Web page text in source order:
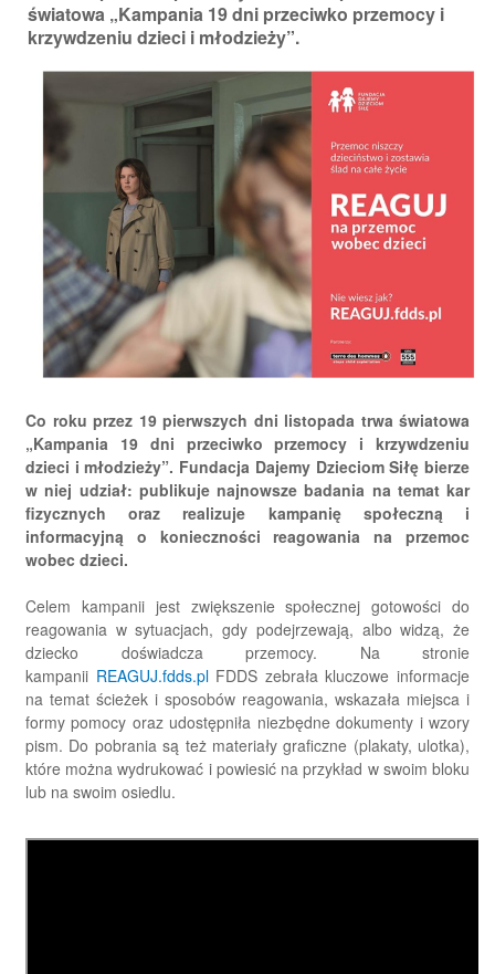
światowa „Kampania 19 dni przeciwko przemocy i
krzywdzeniu dzieci i młodzieży”.
Co roku przez 19 pierwszych dni listopada trwa światowa
„Kampania 19 dni przeciwko przemocy i krzywdzeniu
dzieci i młodzieży”. Fundacja Dajemy Dzieciom Siłę bierze
w niej udział: publikuje najnowsze badania na temat kar
fizycznych oraz realizuje kampanię społeczną i
informacyjną o konieczności reagowania na przemoc
wobec dzieci.
Celem kampanii jest zwiększenie społecznej gotowości do
reagowania w sytuacjach, gdy podejrzewają, albo widzą, że
dziecko doświadcza przemocy. Na stronie
kampanii REAGUJ.fdds.pl(otwiera
się
w
nowej
karcie)
FDDS zebrała kluczowe informacje
na temat ścieżek i sposobów reagowania, wskazała miejsca i
formy pomocy oraz udostępniła niezbędne dokumenty i wzory
pism. Do pobrania są też materiały graficzne (plakaty, ulotka),
które można wydrukować i powiesić na przykład w swoim bloku
lub na swoim osiedlu.